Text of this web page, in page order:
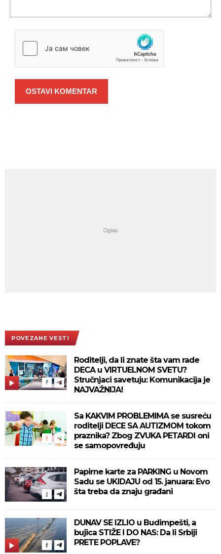
OSTAVI KOMENTAR
POVEZANE VESTI
Roditelji, da li znate šta vam rade
DECA u VIRTUELNOM SVETU?
Stručnjaci savetuju: Komunikacija je
NAJVAŽNIJA!
Sa KAKVIM PROBLEMIMA se susreću
roditelji DECE SA AUTIZMOM tokom
praznika? Zbog ZVUKA PETARDI oni
se samopovređuju
Papirne karte za PARKING u Novom
Sadu se UKIDAJU od 15. januara: Evo
šta treba da znaju građani
DUNAV SE IZLIO u Budimpešti, a
bujica STIŽE I DO NAS: Da li Srbiji
PRETE POPLAVE?